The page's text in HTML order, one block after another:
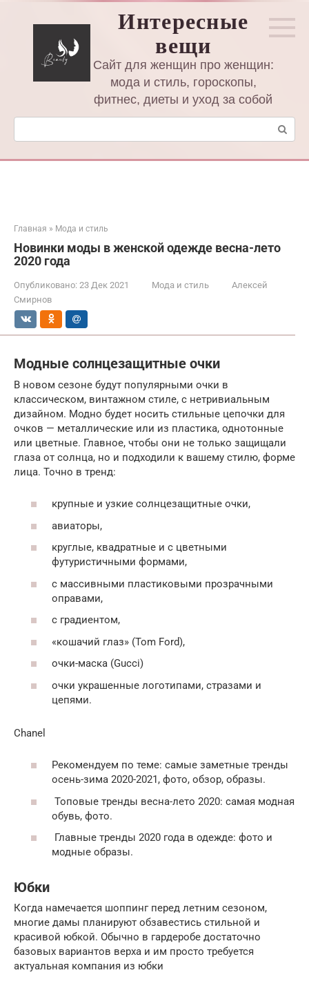
Интересные
вещи
Сайт для женщин про женщин:
мода и стиль, гороскопы,
фитнес, диеты и уход за собой
Поиск:
Главная » Мода и стиль
Новинки моды в женской одежде весна-лето
2020 года
Опубликовано: 23 Дек 2021 Мода и стиль
Алексей
Смирнов
Модные солнцезащитные очки
В новом сезоне будут популярными очки в
классическом, винтажном стиле, с нетривиальным
дизайном. Модно будет носить стильные цепочки для
очков — металлические или из пластика, однотонные
или цветные. Главное, чтобы они не только защищали
глаза от солнца, но и подходили к вашему стилю, форме
лица. Точно в тренд:
крупные и узкие солнцезащитные очки,
авиаторы,
круглые, квадратные и с цветными
футуристичными формами,
с массивными пластиковыми прозрачными
оправами,
с градиентом,
«кошачий глаз» (Tom Ford),
очки-маска (Gucci)
очки украшенные логотипами, стразами и
цепями.
Chanel
Рекомендуем по теме: самые заметные тренды
осень-зима 2020-2021, фото, обзор, образы.
Топовые тренды весна-лето 2020: самая модная
обувь, фото.
Главные тренды 2020 года в одежде: фото и
модные образы.
Юбки
Когда намечается шоппинг перед летним сезоном,
многие дамы планируют обзавестись стильной и
красивой юбкой. Обычно в гардеробе достаточно
базовых вариантов верха и им просто требуется
актуальная компания из юбки